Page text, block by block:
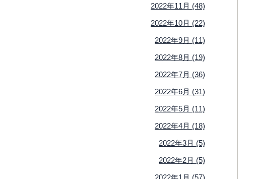
2022年11月 (48)
2022年10月 (22)
2022年9月 (11)
2022年8月 (19)
2022年7月 (36)
2022年6月 (31)
2022年5月 (11)
2022年4月 (18)
2022年3月 (5)
2022年2月 (5)
2022年1月 (57)